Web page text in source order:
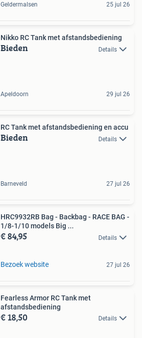
Geldermalsen 25 jul 26
Nikko RC Tank met afstandsbediening
Bieden Details
Apeldoorn 29 jul 26
RC Tank met afstandsbediening en accu
Bieden Details
Barneveld 27 jul 26
HRC9932RB Bag - Backbag - RACE BAG -
1/8-1/10 models Big ...
€ 84,95 Details
Bezoek website 27 jul 26
Fearless Armor RC Tank met
afstandsbediening
€ 18,50 Details